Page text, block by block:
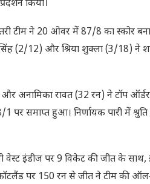
किया।
टीम ने 20 ओवर में 87/8 का स्कोर
(2/12) और श्रिया शुक्ला (3/18) ने
अनामिका रावत (32 रन) ने टॉप
समाप्त हुआ। निर्णायक पारी में श्रुति
वेस्ट इंडीज पर 9 विकेट की जीत के
पर 150 रन से जीत ने टीम की